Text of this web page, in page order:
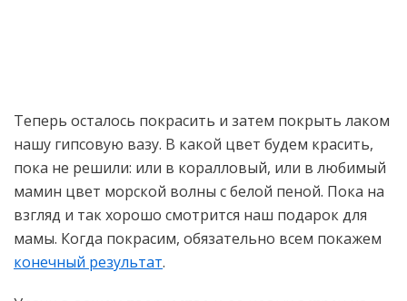
Теперь осталось покрасить и затем покрыть лаком
нашу гипсовую вазу. В какой цвет будем красить,
пока не решили: или в коралловый, или в любимый
мамин цвет морской волны с белой пеной. Пока на
взгляд и так хорошо смотрится наш подарок для
мамы. Когда покрасим, обязательно всем покажем
конечный результат.